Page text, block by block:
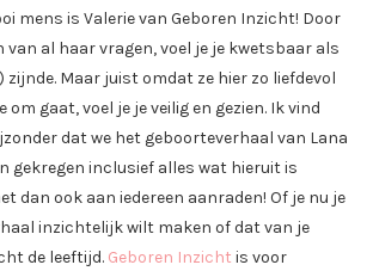
mens is Valerie van Geboren Inzicht! Door
al haar vragen, voel je je kwetsbaar als
zijnde. Maar juist omdat ze hier zo liefdevol
gaat, voel je je veilig en gezien. Ik vind
dat we het geboorteverhaal van Lana
gekregen inclusief alles wat hieruit is
dan ook aan iedereen aanraden! Of je nu je
inzichtelijk wilt maken of dat van je
de leeftijd. Geboren Inzicht is voor